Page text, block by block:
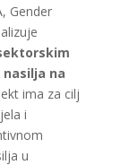
Gender
na
ima za cilj
i
u